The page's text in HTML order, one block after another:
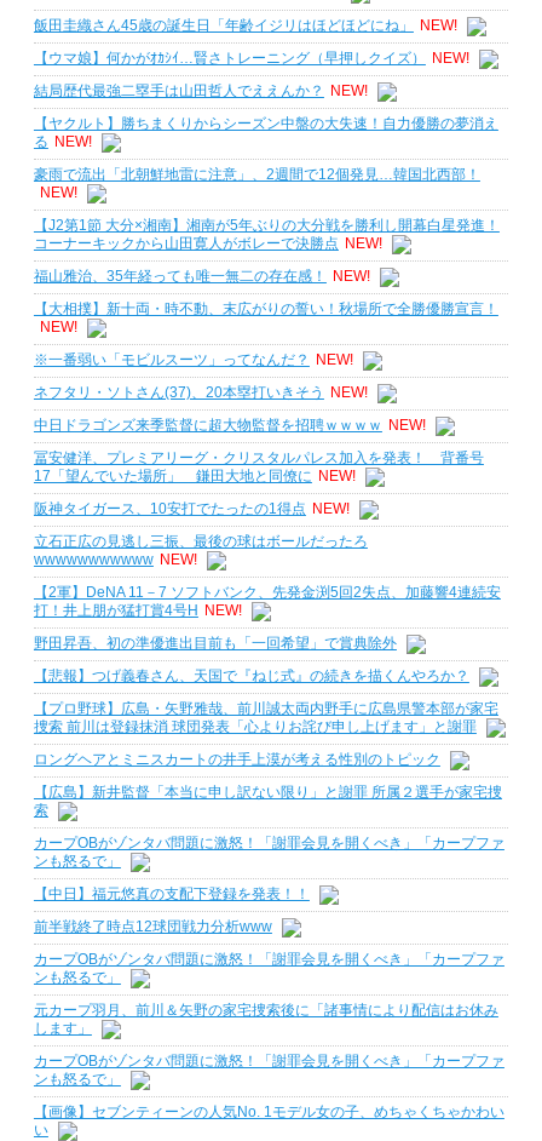
飯田圭織さん45歳の誕生日「年齢イジリはほどほどにね」
NEW!
【ウマ娘】何かがｵｶｼｲ…賢さトレーニング（早押しクイズ）
NEW!
結局歴代最強二塁手は山田哲人でええんか？
NEW!
【ヤクルト】勝ちまくりからシーズン中盤の大失速！自力優勝の夢消え
る NEW!
豪雨で流出「北朝鮮地雷に注意」、2週間で12個発見…韓国北西部！
NEW!
【J2第1節 大分×湘南】湘南が5年ぶりの大分戦を勝利し開幕白星発進！
コーナーキックから山田寛人がボレーで決勝点 NEW!
福山雅治、35年経っても唯一無二の存在感！
NEW!
【大相撲】新十両・時不動、末広がりの誓い！秋場所で全勝優勝宣言！
NEW!
※一番弱い「モビルスーツ」ってなんだ？
NEW!
ネフタリ・ソトさん(37)、20本塁打いきそう
NEW!
中日ドラゴンズ来季監督に超大物監督を招聘ｗｗｗｗ
NEW!
冨安健洋、プレミアリーグ・クリスタルパレス加入を発表！ 背番号
17「望んでいた場所」 鎌田大地と同僚に NEW!
阪神タイガース、10安打でたったの1得点 NEW!
立石正広の見逃し三振、最後の球はボールだったろ
wwwwwwwwwww NEW!
【2軍】DeNA 11－7 ソフトバンク、先発金渕5回2失点、加藤響4連続安
打！井上朋が猛打賞4号H
NEW!
野田昇吾、初の準優進出目前も「一回希望」で賞典除外
【悲報】つげ義春さん、天国で『ねじ式』の続きを描くんやろか？
【プロ野球】広島・矢野雅哉、前川誠太両内野手に広島県警本部が家宅
捜索 前川は登録抹消 球団発表「心よりお詫び申し上げます」と謝罪
ロングヘアとミニスカートの井手上漠が考える性別のトピック
【広島】新井監督「本当に申し訳ない限り」と謝罪 所属２選手が家宅捜
索
カープOBがゾンタバ問題に激怒！「謝罪会見を開くべき」「カープファ
ンも怒るで」
【中日】福元悠真の支配下登録を発表！！
前半戦終了時点12球団戦力分析www
カープOBがゾンタバ問題に激怒！「謝罪会見を開くべき」「カープファ
ンも怒るで」
元カープ羽月、前川＆矢野の家宅捜索後に「諸事情により配信はお休み
します」
カープOBがゾンタバ問題に激怒！「謝罪会見を開くべき」「カープファ
ンも怒るで」
【画像】セブンティーンの人気No. 1モデル女の子、めちゃくちゃかわい
い